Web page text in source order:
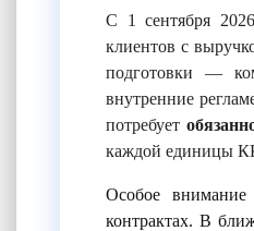
С 1 сентября
клиентов с
подготовки —
внутренние
потребует о
каждой единицы
Особое
контрактах. В